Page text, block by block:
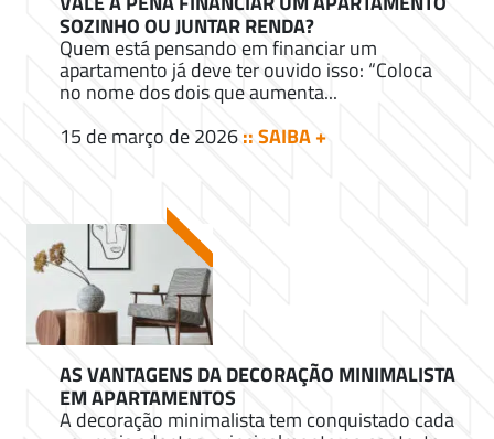
SOZINHO OU JUNTAR RENDA?
Quem está pensando em financiar um
apartamento já deve ter ouvido isso: “Coloca
no nome dos dois que aumenta...
15 de março de 2026:: SAIBA +
AS VANTAGENS DA DECORAÇÃO MINIMALISTA
EM APARTAMENTOS
A decoração minimalista tem conquistado cada